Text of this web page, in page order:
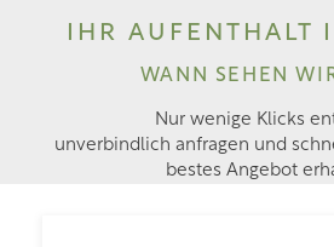
IHR AUFENTHALT
WANN SEHEN
Nur wenige Klicks
unverbindlich anfragen und
bestes Angebot